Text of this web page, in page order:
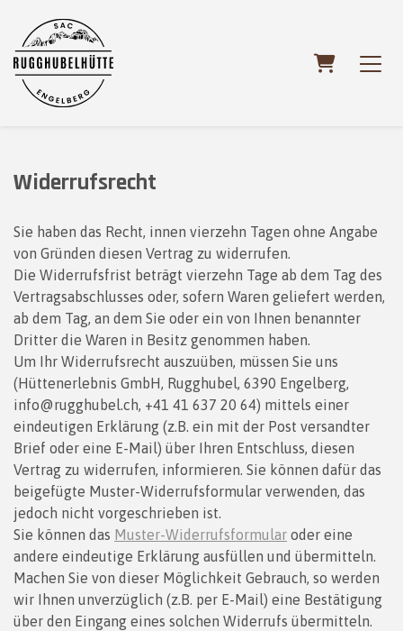
Widerrufsrecht
Sie haben das Recht, innen vierzehn Tagen ohne Angabe
von Gründen diesen Vertrag zu widerrufen.
Die Widerrufsfrist beträgt vierzehn Tage ab dem Tag des
Vertragsabschlusses oder, sofern Waren geliefert werden,
ab dem Tag, an dem Sie oder ein von Ihnen benannter
Dritter die Waren in Besitz genommen haben.
Um Ihr Widerrufsrecht auszuüben, müssen Sie uns
(Hüttenerlebnis GmbH, Rugghubel, 6390 Engelberg,
info@rugghubel.ch, +41 41 637 20 64) mittels einer
eindeutigen Erklärung (z.B. ein mit der Post versandter
Brief oder eine E-Mail) über Ihren Entschluss, diesen
Vertrag zu widerrufen, informieren. Sie können dafür das
beigefügte Muster-Widerrufsformular verwenden, das
jedoch nicht vorgeschrieben ist.
Sie können das Muster-Widerrufsformular oder eine
andere eindeutige Erklärung ausfüllen und übermitteln.
Machen Sie von dieser Möglichkeit Gebrauch, so werden
wir Ihnen unverzüglich (z.B. per E-Mail) eine Bestätigung
über den Eingang eines solchen Widerrufs übermitteln.